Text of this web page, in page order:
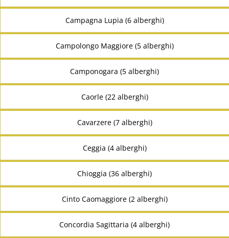
Campagna Lupia (6 alberghi)
Campolongo Maggiore (5 alberghi)
Camponogara (5 alberghi)
Caorle (22 alberghi)
Cavarzere (7 alberghi)
Ceggia (4 alberghi)
Chioggia (36 alberghi)
Cinto Caomaggiore (2 alberghi)
Concordia Sagittaria (4 alberghi)